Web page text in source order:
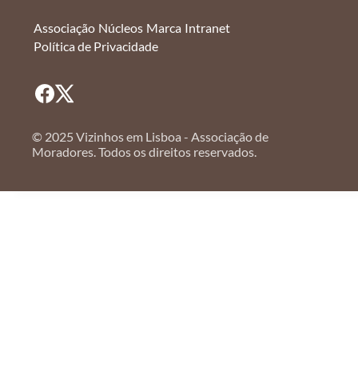
Associação Núcleos Marca Intranet
Política de Privacidade
© 2025 Vizinhos em Lisboa - Associação de
Moradores. Todos os direitos reservados.